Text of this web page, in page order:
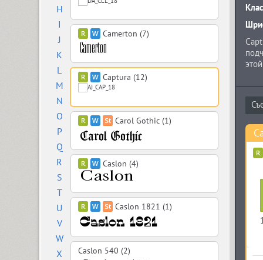
H
I
J
K
L
M
N
O
P
Q
R
S
T
U
V
W
X
Camerton (7)
Captura (12)
Carol Gothic (1)
Caslon (4)
Caslon 1821 (1)
Caslon 540 (2)
для
году.